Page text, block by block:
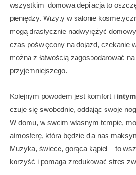
wszystkim, domowa depilacja to
pieniędzy. Wizyty w salonie
mogą drastycznie nadwyrężyć
czas poświęcony na dojazd, czekanie
można z łatwością zagospodarować
przyjemniejszego.
Kolejnym powodem jest komfort i
czuje się swobodnie, oddając swoje
W domu, w swoim własnym tempie,
atmosferę, która będzie dla nas
Muzyka, świece, gorąca kąpiel – to
korzyść i pomaga zredukować stres